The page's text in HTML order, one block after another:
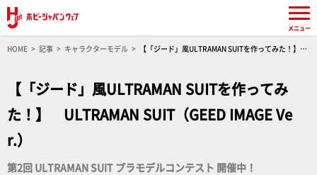
HOME 記事 キャラクターモデル
【「ジード」風ULTRAMAN SUITを作ってみた！】
【「ジード」風ULTRAMAN SUITを作ってみ
た！】 ULTRAMAN SUIT（GEED IMAGE Ve
r.）
第2回 ULTRAMAN SUIT プラモデルコンテスト 開催中！
メニュー